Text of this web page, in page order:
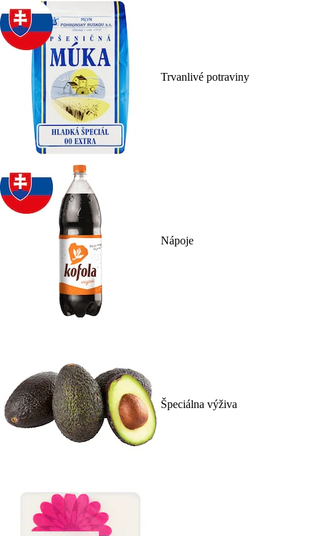
Trvanlivé potraviny
Nápoje
Špeciálna výživa